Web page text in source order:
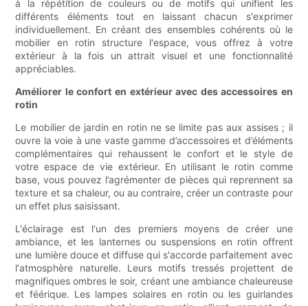
à la répétition de couleurs ou de motifs qui unifient les
différents éléments tout en laissant chacun s'exprimer
individuellement. En créant des ensembles cohérents où le
mobilier en rotin structure l'espace, vous offrez à votre
extérieur à la fois un attrait visuel et une fonctionnalité
appréciables.
Améliorer le confort en extérieur avec des accessoires en
rotin
Le mobilier de jardin en rotin ne se limite pas aux assises ; il
ouvre la voie à une vaste gamme d’accessoires et d’éléments
complémentaires qui rehaussent le confort et le style de
votre espace de vie extérieur. En utilisant le rotin comme
base, vous pouvez l’agrémenter de pièces qui reprennent sa
texture et sa chaleur, ou au contraire, créer un contraste pour
un effet plus saisissant.
L'éclairage est l'un des premiers moyens de créer une
ambiance, et les lanternes ou suspensions en rotin offrent
une lumière douce et diffuse qui s'accorde parfaitement avec
l'atmosphère naturelle. Leurs motifs tressés projettent de
magnifiques ombres le soir, créant une ambiance chaleureuse
et féérique. Les lampes solaires en rotin ou les guirlandes